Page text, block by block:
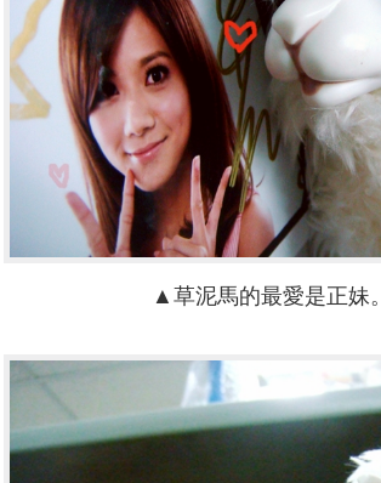
▲草泥馬的最愛是正妹。